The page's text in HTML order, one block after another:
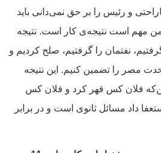
و رئیس را بر حق نمی‌دانی باید
من مهم است نتیجه‌ی کار است. نتیجه
نفتمان را گرفتیم، صلح کردیم و
مصر را تضمین کنیم. این نتیجه
فلان کس قهر کرد و فلان کس
داد مسائل ثانوی است و در برابر